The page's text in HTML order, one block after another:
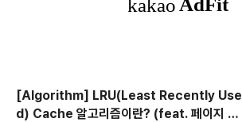
[Algorithm] LRU(Least Recently Use
d) Cache 알고리즘이란? (feat. 페이지 교